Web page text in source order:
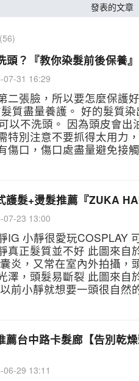
發表的文章
(56)
？『教你染髮前後保養』
07-31 16:29
二張臉，所以要怎麼保護
質盡量養護。 好的髮質
以不洗頭。 因為頭皮會
特別注意不要抓得太用力
傷口，傷口處盡量避免接
護髮+燙髮推薦『ZUKA
07-23 13:00
IG 小靜很愛玩COSPLAY
真正髮質並不好 此圖來自
炎，又常在室內外拍攝
澤，頭髮易斷裂 此圖來自
前小靜就想要一頭很自然
薦台中路卡髮廊【告別乾
06-29 13:11